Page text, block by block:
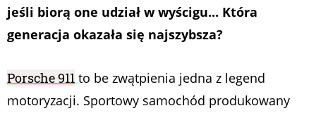
jeśli biorą one udział w wyścigu... Która
generacja okazała się najszybsza?
Porsche 911 to be zwątpienia jedna z legend
motoryzacji. Sportowy samochód produkowany